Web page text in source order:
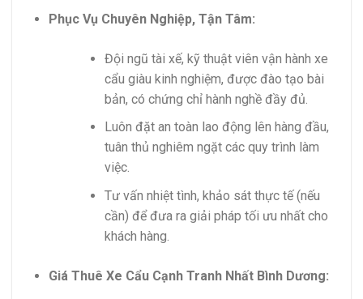
Phục Vụ Chuyên Nghiệp, Tận Tâm:
Đội ngũ tài xế, kỹ thuật viên vận hành xe
cẩu giàu kinh nghiệm, được đào tạo bài
bản, có chứng chỉ hành nghề đầy đủ.
Luôn đặt an toàn lao động lên hàng đầu,
tuân thủ nghiêm ngặt các quy trình làm
việc.
Tư vấn nhiệt tình, khảo sát thực tế (nếu
cần) để đưa ra giải pháp tối ưu nhất cho
khách hàng.
Giá Thuê Xe Cẩu Cạnh Tranh Nhất Bình Dương: